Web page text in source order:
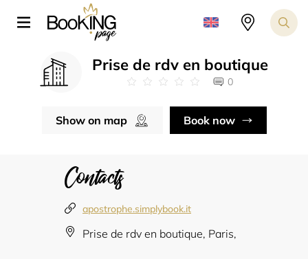
Prise de rdv en boutique
0
Show on map Book now
Contacts
apostrophe.simplybook.it
Prise de rdv en boutique, Paris,